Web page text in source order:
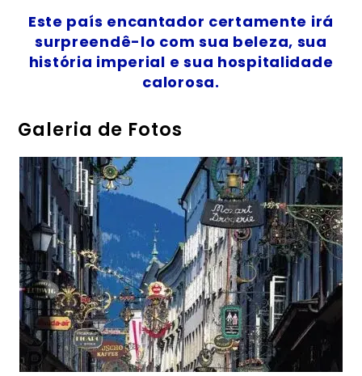
Este país encantador certamente irá
surpreendê-lo com sua beleza, sua
história imperial e sua hospitalidade
calorosa.
Galeria de Fotos